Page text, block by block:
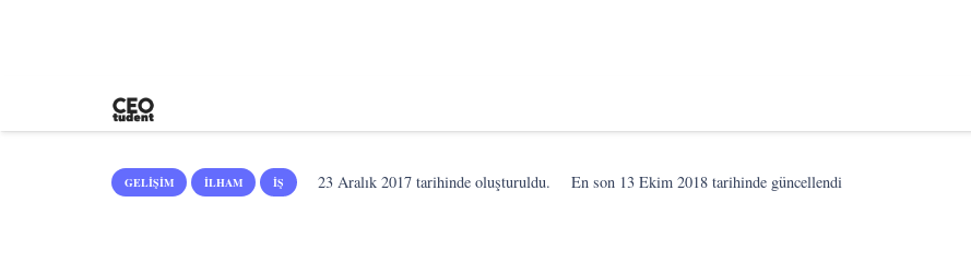
GELIŞIM İLHAM İŞ 23 Aralık 2017 tarihinde oluşturuldu. En son 13 Ekim 2018 tarihinde güncellendi